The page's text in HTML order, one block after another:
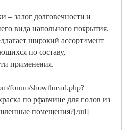
– залог долговечности и
вида напольного покрытия.
широкий ассортимент
по составу,
применения.
forum/showthread.php?
по рфавчине для полов из
помещения?[/url]